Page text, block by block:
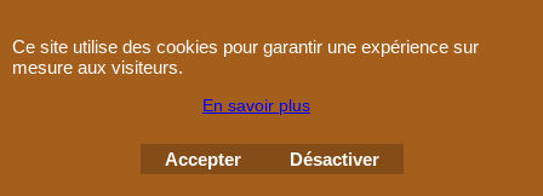
avec le logiciel
eCommerce ShopFactory
Ce site utilise des cookies pour garantir une expérience sur
mesure aux visiteurs.
En savoir plus
Accepter Désactiver